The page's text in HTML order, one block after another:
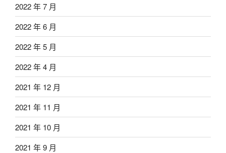
2022 年 7 月
2022 年 6 月
2022 年 5 月
2022 年 4 月
2021 年 12 月
2021 年 11 月
2021 年 10 月
2021 年 9 月